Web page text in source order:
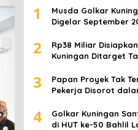
1
Musda Golkar
Digelar September
2
Rp38 Miliar
Kuningan Ditarget
3
Papan Proyek Tak
Pekerja Disorot
4
Golkar Kuningan
di HUT ke-50 Bahlil